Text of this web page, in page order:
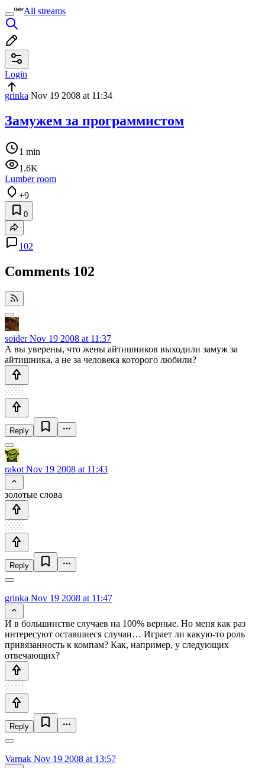
All streams
Login
grinka Nov 19 2008 at 11:34
Замужем за программистом
1 min
1.6K
Lumber room
+9
0
102
Comments 102
soiderNov 19 2008 at 11:37
А вы уверены, что жены айтишников выходили замуж за
айтишника, а не за человека которого любили?
Reply
rakot Nov 19 2008 at 11:43
золотые слова
Reply
grinka Nov 19 2008 at 11:47
И в большинстве случаев на 100% верные. Но меня как раз
интересуют оставшиеся случаи… Играет ли какую-то роль
привязанность к компам? Как, например, у следующих
отвечающих?
Reply
Varnak Nov 19 2008 at 13:57